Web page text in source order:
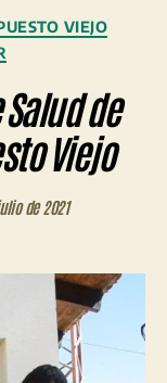
VIEJO
de
Viejo
de 2021